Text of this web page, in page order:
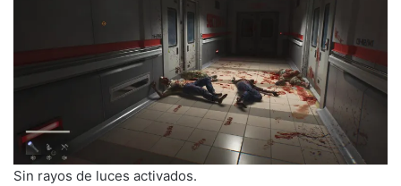
Sin rayos de luces activados.